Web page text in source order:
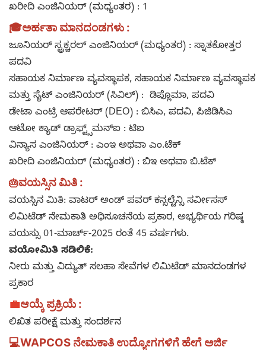
ಖರೀದಿ ಎಂಜಿನಿಯರ್ (ಮಧ್ಯಂತರ) : 1
🎓ಅರ್ಹತಾ ಮಾನದಂಡಗಳು :
ಜೂನಿಯರ್ ಸ್ಟ್ರಕ್ಚರಲ್ ಎಂಜಿನಿಯರ್ (ಮಧ್ಯಂತರ) : ಸ್ನಾತಕೋತ್ತರ
ಪದವಿ
ಸಹಾಯಕ ನಿರ್ಮಾಣ ವ್ಯವಸ್ಥಾಪಕ, ಸಹಾಯಕ ನಿರ್ಮಾಣ ವ್ಯವಸ್ಥಾಪಕ
ಮತ್ತು ಸೈಟ್ ಎಂಜಿನಿಯರ್ (ಸಿವಿಲ್) : ಡಿಪ್ಲೊಮಾ, ಪದವಿ
ಡೇಟಾ ಎಂಟ್ರಿ ಆಪರೇಟರ್ (DEO) : ಬಿಸಿಎ, ಪದವಿ, ಪಿಜಿಡಿಸಿಎ
ಆಟೋ ಕ್ಯಾಡ್ ಡ್ರಾಫ್ಟ್ಸ್‌ಮನ್ಐ : ಟಿಐ
ವಿನ್ಯಾಸ ಎಂಜಿನಿಯರ್ : ಎಂಇ ಅಥವಾ ಎಂ.ಟೆಕ್
ಖರೀದಿ ಎಂಜಿನಿಯರ್ (ಮಧ್ಯಂತರ) : ಬಿಇ ಅಥವಾ ಬಿ.ಟೆಕ್
🎂ವಯಸ್ಸಿನ ಮಿತಿ :
ವಯಸ್ಸಿನ ಮಿತಿ: ವಾಟರ್ ಅಂಡ್ ಪವರ್ ಕನ್ಸಲ್ಟೆನ್ಸಿ ಸರ್ವೀಸಸ್
ಲಿಮಿಟೆಡ್ ನೇಮಕಾತಿ ಅಧಿಸೂಚನೆಯ ಪ್ರಕಾರ, ಅಭ್ಯರ್ಥಿಯ ಗರಿಷ್ಠ
ವಯಸ್ಸು 01-ಮಾರ್ಚ್-2025 ರಂತೆ 45 ವರ್ಷಗಳು.
ವಯೋಮಿತಿ ಸಡಿಲಿಕೆ:
ನೀರು ಮತ್ತು ವಿದ್ಯುತ್ ಸಲಹಾ ಸೇವೆಗಳ ಲಿಮಿಟೆಡ್ ಮಾನದಂಡಗಳ
ಪ್ರಕಾರ
💼ಆಯ್ಕೆ ಪ್ರಕ್ರಿಯೆ :
ಲಿಖಿತ ಪರೀಕ್ಷೆ ಮತ್ತು ಸಂದರ್ಶನ
💻WAPCOS ನೇಮಕಾತಿ ಉದ್ಯೋಗಗಳಿಗೆ ಹೇಗೆ ಅರ್ಜಿ